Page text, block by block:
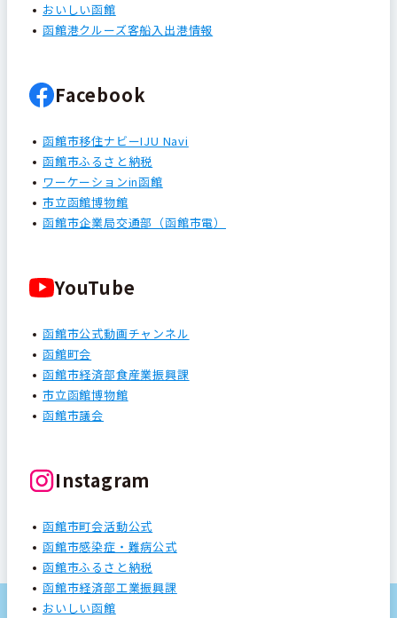
おいしい函館
函館港クルーズ客船入出港情報
Facebook
函館市移住ナビーIJU Navi
函館市ふるさと納税
ワーケーションin函館
市立函館博物館
函館市企業局交通部（函館市電）
YouTube
函館市公式動画チャンネル
函館町会
函館市経済部食産業振興課
市立函館博物館
函館市議会
Instagram
函館市町会活動公式
函館市感染症・難病公式
函館市ふるさと納税
函館市経済部工業振興課
おいしい函館